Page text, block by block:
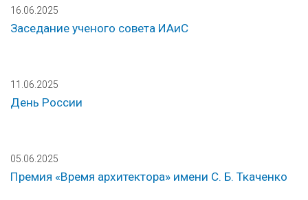
16.06.2025
Заседание ученого совета ИАиС
11.06.2025
День России
05.06.2025
Премия «Время архитектора» имени С. Б. Ткаченко